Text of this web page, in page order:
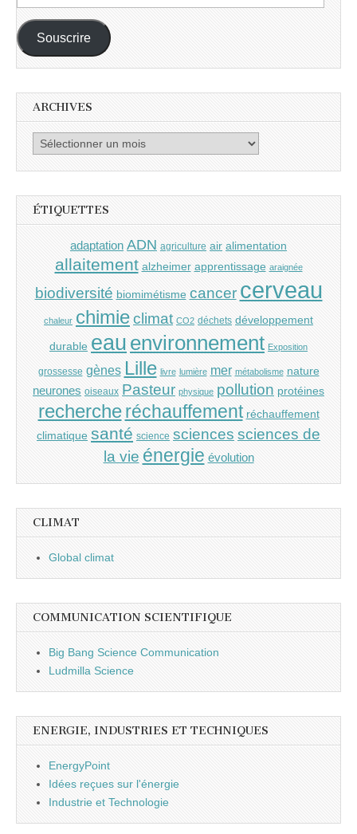
e-
mail :
Souscrire
ARCHIVES
Archives
ÉTIQUETTES
adaptation ADN agriculture air alimentation
allaitement alzheimer apprentissage araignée
biodiversité biomimétisme cancer cerveau
chaleur chimieclimat CO2 déchets développement
durable eau environnement Exposition
grossesse gènes Lille livre lumière mer métabolisme nature
neurones oiseaux Pasteur physique pollution protéines
recherche réchauffement réchauffement
climatique santé science sciences sciences de
la vie énergie évolution
CLIMAT
Global climat
COMMUNICATION SCIENTIFIQUE
Big Bang Science Communication
Ludmilla Science
ENERGIE, INDUSTRIES ET TECHNIQUES
EnergyPoint
Idées reçues sur l'énergie
Industrie et Technologie